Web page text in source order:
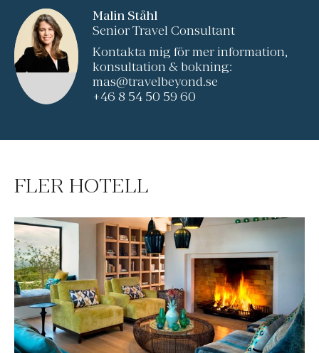
Malin Ståhl
Senior Travel Consultant
Kontakta mig för mer information,
konsultation & bokning:
mas@travelbeyond.se
+46 8 54 50 59 60
FLER HOTELL